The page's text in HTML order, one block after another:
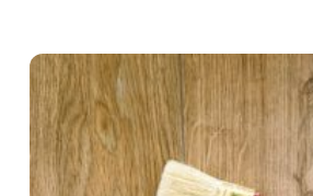
Då spelar ...